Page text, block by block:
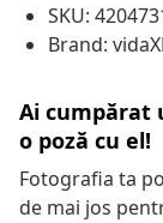
SKU:
Brand:
Ai cumpărat
o poză cu el!
Fotografia ta
de mai jos